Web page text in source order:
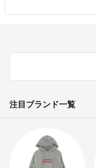
注目ブランド一覧